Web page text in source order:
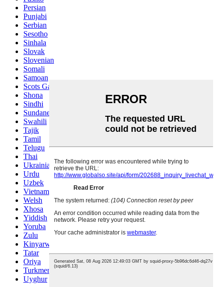
Persian
Punjabi
Serbian
Sesotho
Sinhala
Slovak
Slovenian
Somali
Samoan
Scots Gaelic
Shona
Sindhi
Sundanese
Swahili
Tajik
Tamil
Telugu
Thai
Ukrainian
Urdu
Uzbek
Vietnamese
Welsh
Xhosa
Yiddish
Yoruba
Zulu
Kinyarwanda
Tatar
Oriya
Turkmen
Uyghur